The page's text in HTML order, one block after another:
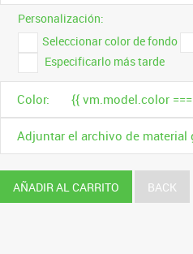
Personalización:
Seleccionar color de fondo
Especificarlo más tarde
Color: {{ vm.model.color === null
Adjuntar el archivo de material
AÑADIR AL CARRITO BACK